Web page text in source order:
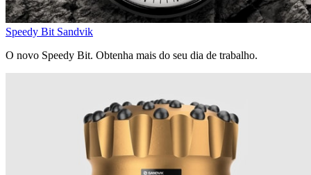
Speedy Bit Sandvik
O novo Speedy Bit. Obtenha mais do seu dia de trabalho.